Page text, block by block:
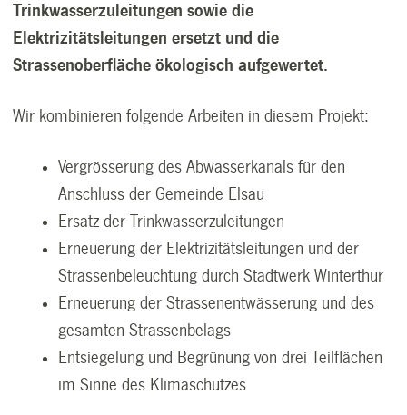
Trinkwasserzuleitungensowie die
Elektrizitätsleitungen ersetzt und die
Strassenoberflächeökologisch aufgewertet.
Wir kombinieren folgende Arbeiten in diesem Projekt:
Vergrösserung des Abwasserkanals für den
Anschluss der Gemeinde Elsau
Ersatz der Trinkwasserzuleitungen
Erneuerung der Elektrizitätsleitungen und der
Strassenbeleuchtung durch Stadtwerk Winterthur
Erneuerung der Strassenentwässerung und des
gesamten Strassenbelags
Entsiegelung und Begrünung von drei Teilflächen
im Sinne des Klimaschutzes